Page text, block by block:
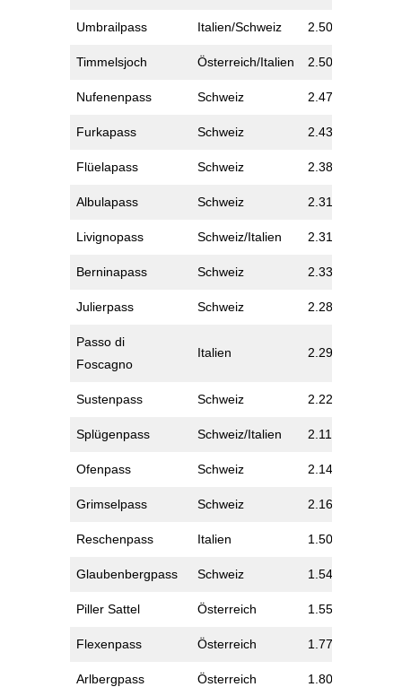
Umbrailpass Italien/Schweiz 2.503
Timmelsjoch Österreich/Italien 2.509
Nufenenpass Schweiz 2.477
Furkapass Schweiz 2.436
Flüelapass Schweiz 2.384
Albulapass Schweiz 2.315
Livignopass Schweiz/Italien 2.315
Berninapass Schweiz 2.330
Julierpass Schweiz 2.284
Passo di
Foscagno
Italien 2.291
Sustenpass Schweiz 2.224
Splügenpass Schweiz/Italien 2.114
Ofenpass Schweiz 2.149
Grimselpass Schweiz 2.165
Reschenpass Italien 1.507
Glaubenbergpass Schweiz 1.540
Piller Sattel Österreich 1.559
Flexenpass Österreich 1.773
Arlbergpass Österreich 1.802